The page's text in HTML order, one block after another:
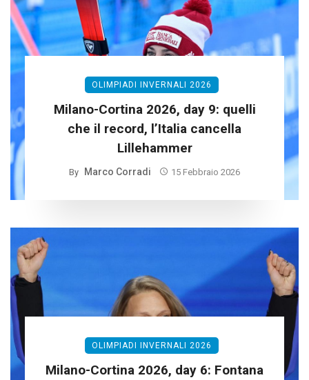
OLIMPIADI INVERNALI 2026
Milano-Cortina 2026, day 9: quelli
che il record, l’Italia cancella
Lillehammer
By Marco Corradi 15 Febbraio 2026
OLIMPIADI INVERNALI 2026
Milano-Cortina 2026, day 6: Fontana